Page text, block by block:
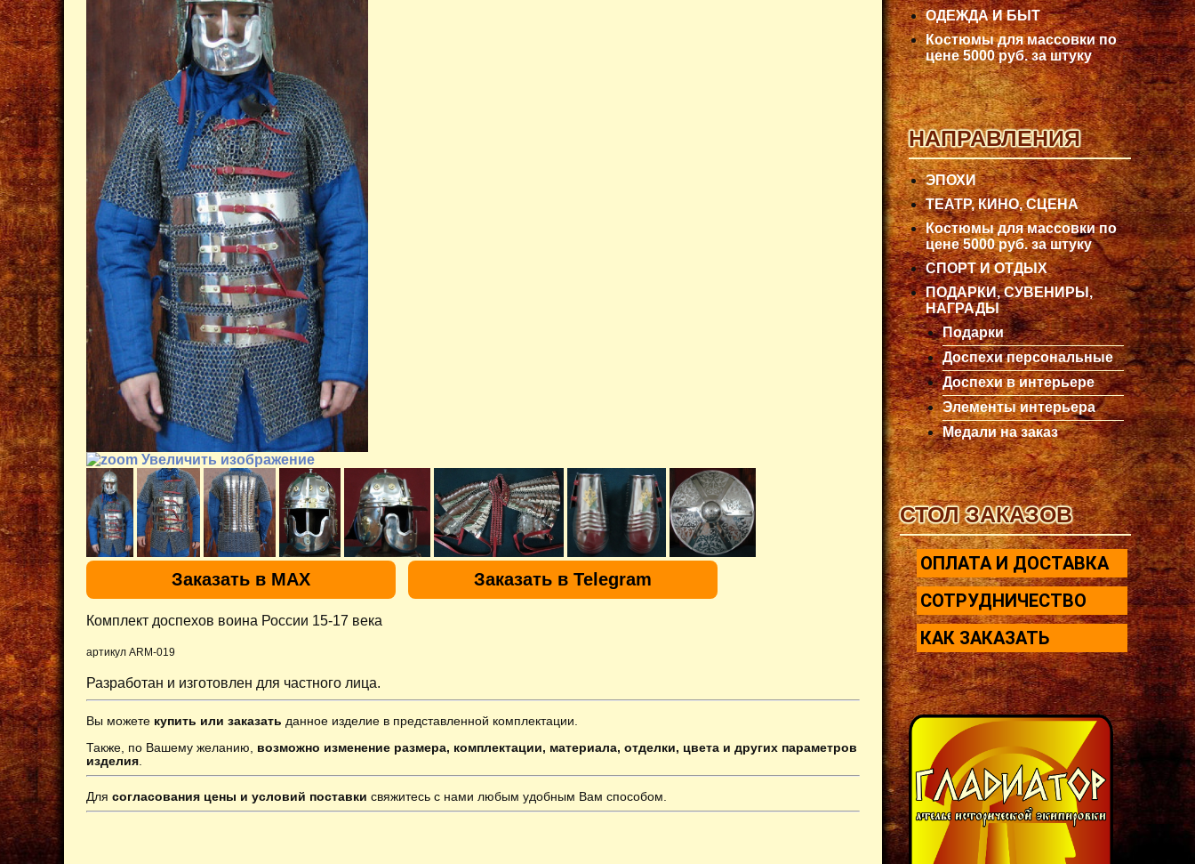
Увеличить изображение
Заказать в MAX Заказать в Telegram
Комплект доспехов воина России 15-17 века
артикул ARM-019
Разработан и изготовлен для частного лица.
Вы можете купить или заказать данное изделие в представленной комплектации.
Также, по Вашему желанию, возможно изменение размера, комплектации, материала, отделки, цвета и других параметров
изделия
Для согласования цены и условий поставки свяжитесь с нами любым удобным Вам способом.
ОДЕЖДА И БЫТ
Костюмы для массовки по
цене 5000 руб. за штуку
НАПРАВЛЕНИЯ
ЭПОХИ
ТЕАТР, КИНО, СЦЕНА
Костюмы для массовки по
цене 5000 руб. за штуку
СПОРТ И ОТДЫХ
ПОДАРКИ, СУВЕНИРЫ,
НАГРАДЫ
Подарки
Доспехи персональные
Доспехи в интерьере
Элементы интерьера
Медали на заказ
СТОЛ ЗАКАЗОВ
ОПЛАТА И ДОСТАВКА
СОТРУДНИЧЕСТВО
КАК ЗАКАЗАТЬ